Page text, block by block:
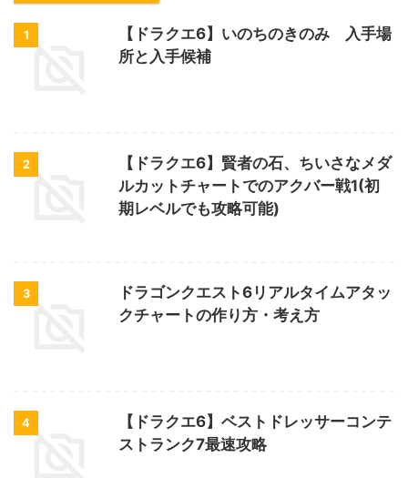
1
【ドラクエ6】いのちのきのみ 入手場
所と入手候補
2
【ドラクエ6】賢者の石、ちいさなメダ
ルカットチャートでのアクバー戦1(初
期レベルでも攻略可能)
3
ドラゴンクエスト6リアルタイムアタッ
クチャートの作り方・考え方
4
【ドラクエ6】ベストドレッサーコンテ
ストランク7最速攻略